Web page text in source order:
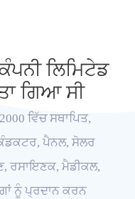
ਲਿਮਿਟੇਡ
ਗਿਆ ਸੀ
ਵਿੱਚ ਸਥਾਪਿਤ,
ਪੈਨਲ, ਸੋਲਰ
ਰਸਾਇਣਕ, ਮੈਡੀਕਲ,
ਨੂੰ ਪ੍ਰਦਾਨ ਕਰਨ